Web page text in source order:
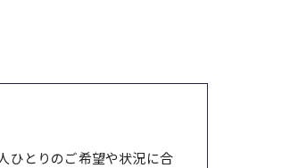
ひとりのご希望や状況に合